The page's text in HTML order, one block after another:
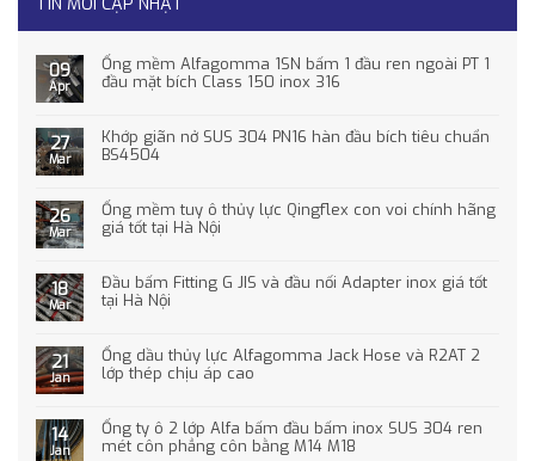
09
Apr
Ống mềm Alfagomma 1SN bấm 1 đầu ren ngoài PT 1
đầu mặt bích Class 150 inox 316
27
Mar
Khớp giãn nở SUS 304 PN16 hàn đầu bích tiêu chuẩn
BS4504
26
Mar
Ống mềm tuy ô thủy lực Qingflex con voi chính hãng
giá tốt tại Hà Nội
18
Mar
Đầu bấm Fitting G JIS và đầu nối Adapter inox giá tốt
tại Hà Nội
21
Jan
Ống dầu thủy lực Alfagomma Jack Hose và R2AT 2
lớp thép chịu áp cao
14
Jan
Ống ty ô 2 lớp Alfa bấm đầu bấm inox SUS 304 ren
mét côn phẳng côn bằng M14 M18